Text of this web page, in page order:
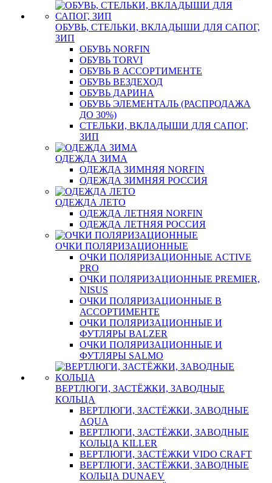
ОБУВЬ, СТЕЛЬКИ, ВКЛАДЫШИ ДЛЯ САПОГ,
ЗИП
ОБУВЬ NORFIN
ОБУВЬ TORVI
ОБУВЬ В АССОРТИМЕНТЕ
ОБУВЬ ВЕЗДЕХОД
ОБУВЬ ДАРИНА
ОБУВЬ ЭЛЕМЕНТАЛЬ (РАСПРОДАЖА
ДО 30%)
СТЕЛЬКИ, ВКЛАДЫШИ ДЛЯ САПОГ,
ЗИП
ОДЕЖДА ЗИМА
ОДЕЖДА ЗИМНЯЯ NORFIN
ОДЕЖДА ЗИМНЯЯ РОССИЯ
ОДЕЖДА ЛЕТО
ОДЕЖДА ЛЕТНЯЯ NORFIN
ОДЕЖДА ЛЕТНЯЯ РОССИЯ
ОЧКИ ПОЛЯРИЗАЦИОННЫЕ
ОЧКИ ПОЛЯРИЗАЦИОННЫЕ ACTIVE
PRO
ОЧКИ ПОЛЯРИЗАЦИОННЫЕ PREMIER,
NISUS
ОЧКИ ПОЛЯРИЗАЦИОННЫЕ В
АССОРТИМЕНТЕ
ОЧКИ ПОЛЯРИЗАЦИОННЫЕ И
ФУТЛЯРЫ BALZER
ОЧКИ ПОЛЯРИЗАЦИОННЫЕ И
ФУТЛЯРЫ SALMO
ВЕРТЛЮГИ, ЗАСТЁЖКИ, ЗАВОДНЫЕ
КОЛЬЦА
ВЕРТЛЮГИ, ЗАСТЁЖКИ, ЗАВОДНЫЕ
AQUA
ВЕРТЛЮГИ, ЗАСТЁЖКИ, ЗАВОДНЫЕ
КОЛЬЦА KILLER
ВЕРТЛЮГИ, ЗАСТЁЖКИ VIDO CRAFT
ВЕРТЛЮГИ, ЗАСТЁЖКИ, ЗАВОДНЫЕ
КОЛЬЦА DUNAEV